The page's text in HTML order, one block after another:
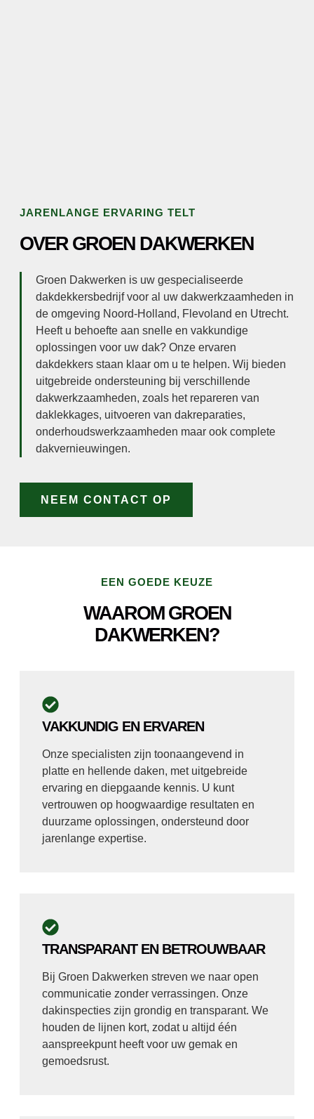
JARENLANGE ERVARING TELT
OVER GROEN DAKWERKEN
Groen Dakwerken is uw gespecialiseerde
dakdekkersbedrijf voor al uw dakwerkzaamheden in
de omgeving Noord-Holland, Flevoland en Utrecht.
Heeft u behoefte aan snelle en vakkundige
oplossingen voor uw dak? Onze ervaren
dakdekkers staan klaar om u te helpen. Wij bieden
uitgebreide ondersteuning bij verschillende
dakwerkzaamheden, zoals het repareren van
daklekkages, uitvoeren van dakreparaties,
onderhoudswerkzaamheden maar ook complete
dakvernieuwingen.
NEEM CONTACT OP
EEN GOEDE KEUZE
WAAROM GROEN
DAKWERKEN?
VAKKUNDIG EN ERVAREN
Onze specialisten zijn toonaangevend in
platte en hellende daken, met uitgebreide
ervaring en diepgaande kennis. U kunt
vertrouwen op hoogwaardige resultaten en
duurzame oplossingen, ondersteund door
jarenlange expertise.
TRANSPARANT EN BETROUWBAAR
Bij Groen Dakwerken streven we naar open
communicatie zonder verrassingen. Onze
dakinspecties zijn grondig en transparant. We
houden de lijnen kort, zodat u altijd één
aanspreekpunt heeft voor uw gemak en
gemoedsrust.